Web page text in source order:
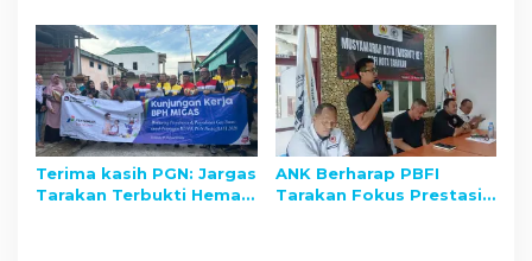
n
Ajak Masyarakat
Nunukan Peduli
Lingkungan
Operasional dari Rp14 M
ke Rp10 M
Terima kasih PGN: Jargas
Tarakan Terbukti Hemat
ANK Berharap PBFI
Tarakan Fokus Prestasi